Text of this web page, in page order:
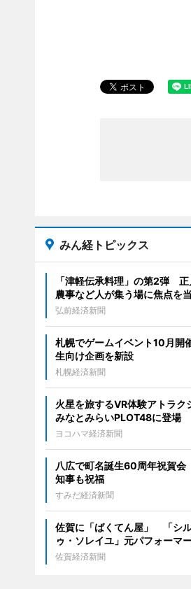
みん経トピックス
「津軽伝承料理」の第2弾 正
農事など人が集う場に焦点を
弘前経済新聞
札幌でゲームイベント10月
生向け企画を新設
札幌経済新聞
火星を旅するVR体験アトラ
みなとみらいPLOT48に登場
ヨコハマ経済新聞
八広で町名誕生60周年祝賀
知事も祝福
すみだ経済新聞
佐賀に「ばくてん屋」 「シ
ゥ・ソレイユ」元パフォーマ
佐賀経済新聞